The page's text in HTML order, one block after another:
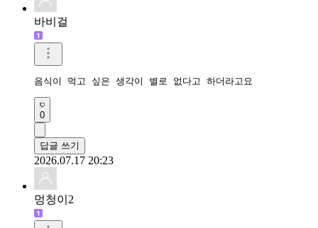
바비걸
음식이 먹고 싶은 생각이 별로 없다고 하더라고요
0
답글 쓰기
2026.07.17 20:23
멍청이2